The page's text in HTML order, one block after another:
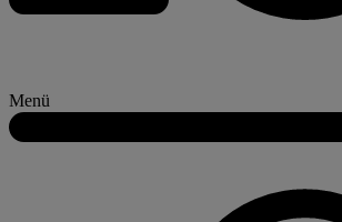
Menü